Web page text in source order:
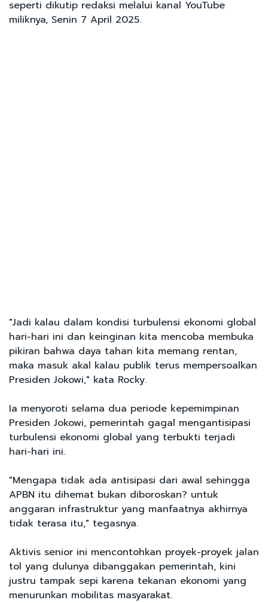
seperti dikutip redaksi melalui kanal YouTube
miliknya, Senin 7 April 2025.
"Jadi kalau dalam kondisi turbulensi ekonomi global
hari-hari ini dan keinginan kita mencoba membuka
pikiran bahwa daya tahan kita memang rentan,
maka masuk akal kalau publik terus mempersoalkan
Presiden Jokowi," kata Rocky.
Ia menyoroti selama dua periode kepemimpinan
Presiden Jokowi, pemerintah gagal mengantisipasi
turbulensi ekonomi global yang terbukti terjadi
hari-hari ini.
"Mengapa tidak ada antisipasi dari awal sehingga
APBN itu dihemat bukan diboroskan? untuk
anggaran infrastruktur yang manfaatnya akhirnya
tidak terasa itu," tegasnya.
Aktivis senior ini mencontohkan proyek-proyek jalan
tol yang dulunya dibanggakan pemerintah, kini
justru tampak sepi karena tekanan ekonomi yang
menurunkan mobilitas masyarakat.